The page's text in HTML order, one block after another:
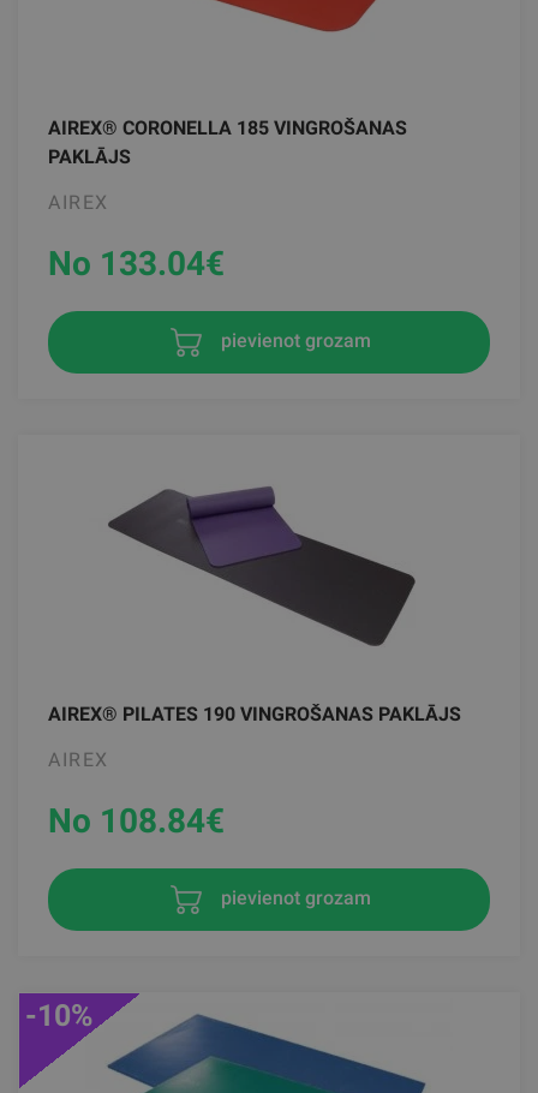
AIREX® CORONELLA 185 VINGROŠANAS
PAKLĀJS
AIREX
No 133.04€
pievienot grozam
AIREX® PILATES 190 VINGROŠANAS PAKLĀJS
AIREX
No 108.84€
pievienot grozam
-10%